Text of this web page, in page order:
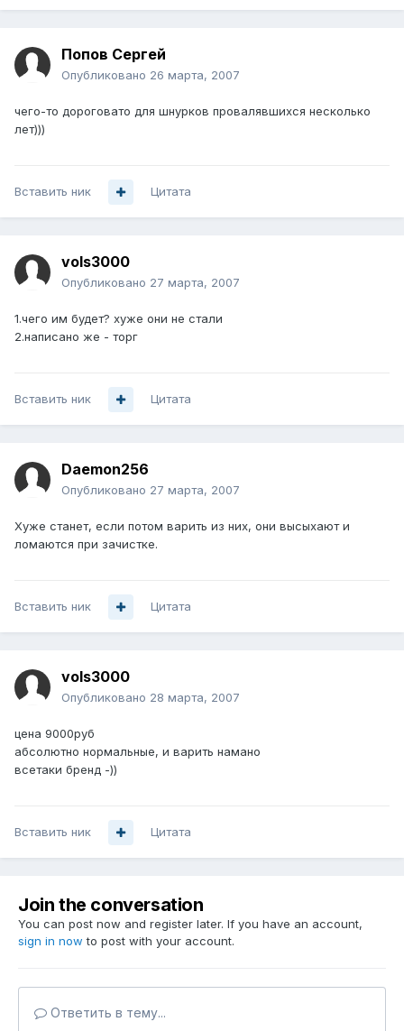
Попов Сергей
Опубликовано 26 марта, 2007
чего-то дороговато для шнурков провалявшихся несколько
лет)))
Вставить ник Цитата
vols3000
Опубликовано 27 марта, 2007
1.чего им будет? хуже они не стали
2.написано же - торг
Вставить ник Цитата
Daemon256
Опубликовано 27 марта, 2007
Хуже станет, если потом варить из них, они высыхают и
ломаются при зачистке.
Вставить ник Цитата
vols3000
Опубликовано 28 марта, 2007
цена 9000руб
абсолютно нормальные, и варить намано
всетаки бренд -))
Вставить ник Цитата
Join the conversation
You can post now and register later. If you have an account,
sign in now to post with your account.
Ответить в тему...